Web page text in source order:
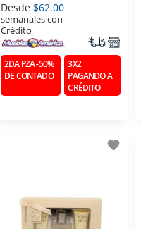
Desde $62.00
semanales con
Crédito
2DA PZA -50%
DE CONTADO
3X2
PAGANDO A
CRÉDITO
favorite